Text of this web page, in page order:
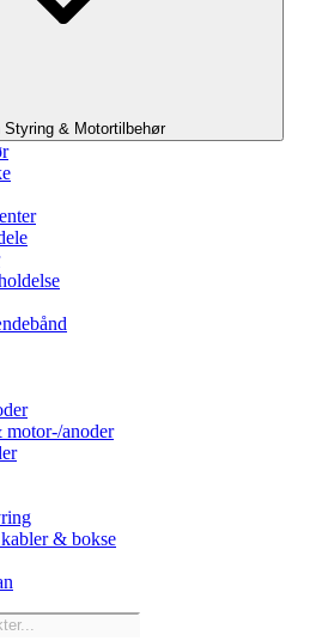
Styring & Motortilbehør
anoder
& bokse